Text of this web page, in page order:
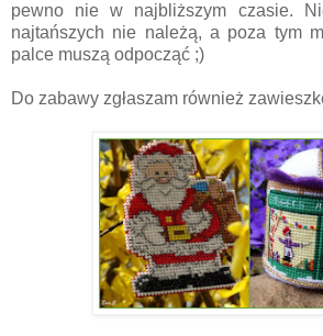
pewno nie w najbliższym czasie.
najtańszych nie należą, a poza tym
palce muszą odpocząć ;)
Do zabawy zgłaszam również